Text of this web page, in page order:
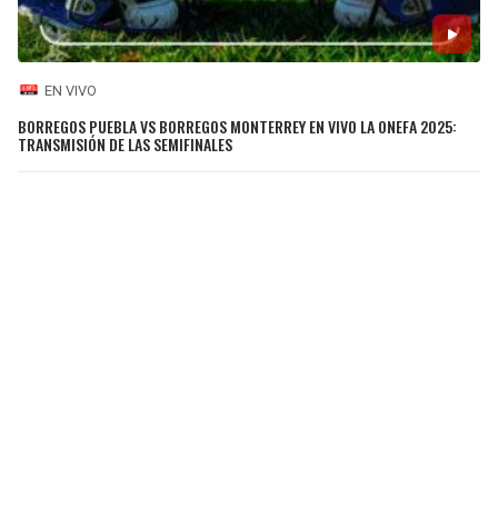
EN VIVO
BORREGOS PUEBLA VS BORREGOS MONTERREY EN VIVO LA ONEFA 2025:
TRANSMISIÓN DE LAS SEMIFINALES